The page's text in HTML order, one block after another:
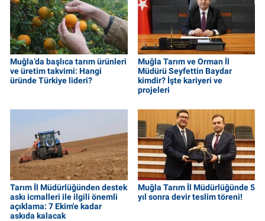
Muğla’da başlıca tarım ürünleri
ve üretim takvimi: Hangi
üründe Türkiye lideri?
Muğla Tarım ve Orman İl
Müdürü Seyfettin Baydar
kimdir? İşte kariyeri ve
projeleri
Tarım İl Müdürlüğünden destek
askı icmalleri ile ilgili önemli
açıklama: 7 Ekim'e kadar
askıda kalacak
Muğla Tarım İl Müdürlüğünde 5
yıl sonra devir teslim töreni!